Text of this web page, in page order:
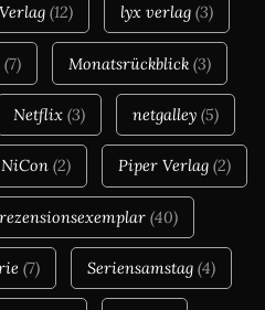
(12) lyx verlag(3)
(7) Monatsrückblick (3)
Netflix(3) netgalley(5)
NiCon(2) Piper Verlag(2)
rezensionsexemplar (40)
(7) Seriensamstag(4)